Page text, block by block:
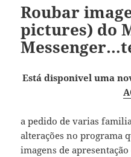
Roubar
pictures) do
Está disponivel uma
a pedido de varias
alterações no programa
imagens de